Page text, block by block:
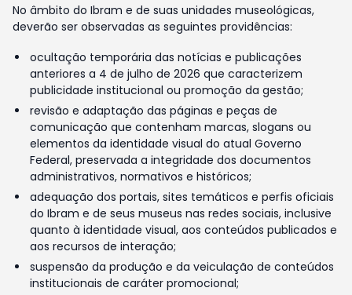
No âmbito do Ibram e de suas unidades museológicas,
deverão ser observadas as seguintes providências:
ocultação temporária das notícias e publicações
anteriores a 4 de julho de 2026 que caracterizem
publicidade institucional ou promoção da gestão;
revisão e adaptação das páginas e peças de
comunicação que contenham marcas, slogans ou
elementos da identidade visual do atual Governo
Federal, preservada a integridade dos documentos
administrativos, normativos e históricos;
adequação dos portais, sites temáticos e perfis oficiais
do Ibram e de seus museus nas redes sociais, inclusive
quanto à identidade visual, aos conteúdos publicados e
aos recursos de interação;
suspensão da produção e da veiculação de conteúdos
institucionais de caráter promocional;